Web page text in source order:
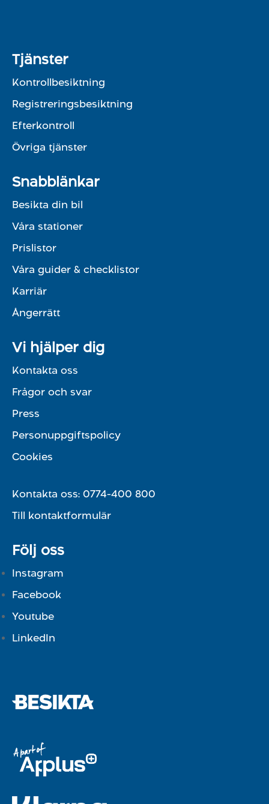
Tjänster
Kontrollbesiktning
Registreringsbesiktning
Efterkontroll
Övriga tjänster
Snabblänkar
Besikta din bil
Våra stationer
Prislistor
Våra guider & checklistor
Karriär
Ångerrätt
Vi hjälper dig
Kontakta oss
Frågor och svar
Press
Personuppgiftspolicy
Cookies
Kontakta oss: 0774-400 800
Till kontaktformulär
Följ oss
Instagram
Facebook
Youtube
LinkedIn